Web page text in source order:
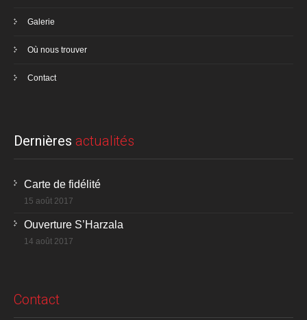
Galerie
Où nous trouver
Contact
Dernières actualités
Carte de fidélité
15 août 2017
Ouverture S’Harzala
14 août 2017
Contact